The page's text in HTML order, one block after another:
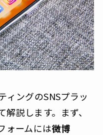
ィングのSNSプラッ
説します。まず、
ォームには微博